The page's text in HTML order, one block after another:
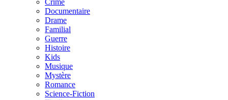
Crime
Documentaire
Drame
Familial
Guerre
Histoire
Kids
Musique
Mystère
Romance
Science-Fiction